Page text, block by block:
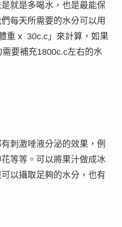
就是多喝水，也是最能保
每天所需要的水分可以用
重 x 30c.c」來計算，如果
要補充1800c.c左右的水
刺激唾液分泌的效果，例
等等。可以將果汁做成冰
以攝取足夠的水分，也有